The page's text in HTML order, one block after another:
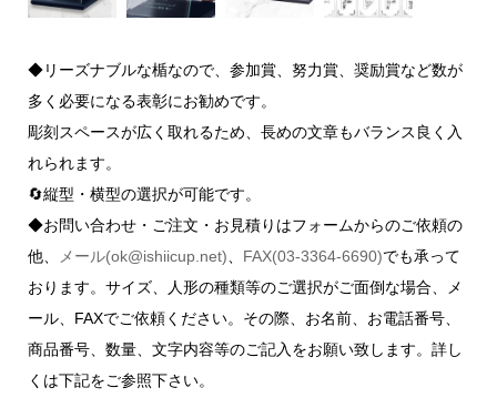
◆リーズナブルな楯なので、参加賞、努力賞、奨励賞など数が
多く必要になる表彰にお勧めです。
彫刻スペースが広く取れるため、長めの文章もバランス良く入
れられます。
🔄縦型・横型の選択が可能です。
◆お問い合わせ・ご注文・お見積りはフォームからのご依頼の
他、
メール(ok@ishiicup.net) FAX(03-3364-6690)でも承って
おります。サイズ、人形の種類等のご選択がご面倒な場合、メ
ール、FAXでご依頼ください。その際、お名前、お電話番号、
商品番号、数量、文字内容等のご記入をお願い致します。詳し
くは下記をご参照下さい。